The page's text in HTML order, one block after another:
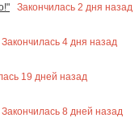
Закончилась 2 дня назад
Закончилась 4 дня назад
19 дней назад
Закончилась 8 дней назад